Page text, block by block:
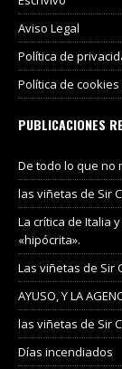
Aviso Legal
Política de
Política de cookies
PUBLICACIONES
De todo lo que no
las viñetas de Sir
La crítica de Italia
«hipócrita».
Las viñetas de Sir
AYUSO, Y LA
las viñetas de Sir
Días incendiados